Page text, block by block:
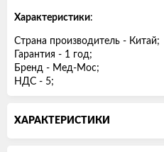
Характеристики:
Страна производитель - Китай;
Гарантия - 1 год;
Бренд - Мед-Мос;
НДС - 5;
ХАРАКТЕРИСТИКИ